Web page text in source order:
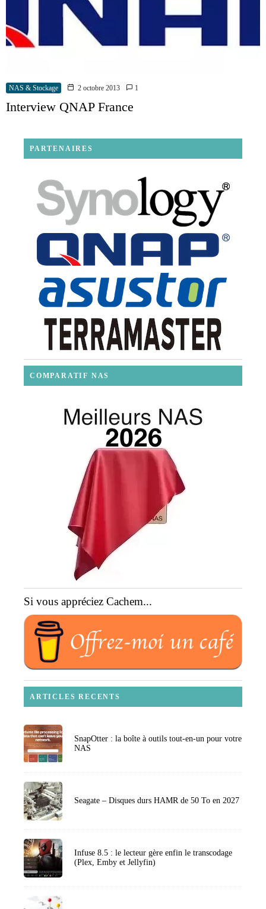
NAS & Stockage 2 octobre 2013 1
Interview QNAP France
PARTENAIRES
COMPARATIF NAS
Si vous appréciez Cachem...
ARTICLES RECENTS
SnapOtter : la boîte à outils tout-en-un pour votre
NAS
Seagate – Disques durs HAMR de 50 To en 2027
Infuse 8.5 : le lecteur gère enfin le transcodage
(Plex, Emby et Jellyfin)